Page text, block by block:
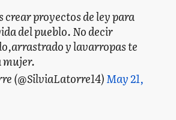
crear proyectos de ley para
del pueblo. No decir
y lavarropas te
mujer.
(@SilviaLatorre14)May 21,